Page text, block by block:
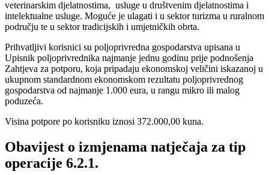
veterinarskim djelatnostima, usluge u društvenim djelatnostima i
intelektualne usluge. Moguće je ulagati i u sektor turizma u ruralnom
području te u sektor tradicijskih i umjetničkih obrta.
Prihvatljivi korisnici su poljoprivredna gospodarstva upisana u
Upisnik poljoprivrednika najmanje jednu godinu prije podnošenja
Zahtjeva za potporu, koja pripadaju ekonomskoj veličini iskazanoj u
ukupnom standardnom ekonomskom rezultatu poljoprivrednog
gospodarstva od najmanje 1.000 eura, u rangu mikro ili malog
poduzeća.
Visina potpore po korisniku iznosi 372.000,00 kuna.
Obavijest o izmjenama natječaja za tip
operacije 6.2.1.